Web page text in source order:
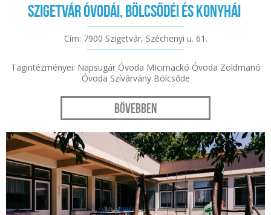
Szigetvár Óvodái, Bölcsődéi és Konyhái
Cím: 7900 Szigetvár, Széchenyi u. 61.
Tagintézményei: Napsugár Óvoda MIcimackó Óvoda Zöldmanó
Óvoda Szívárvány Bölcsőde
Bővebben